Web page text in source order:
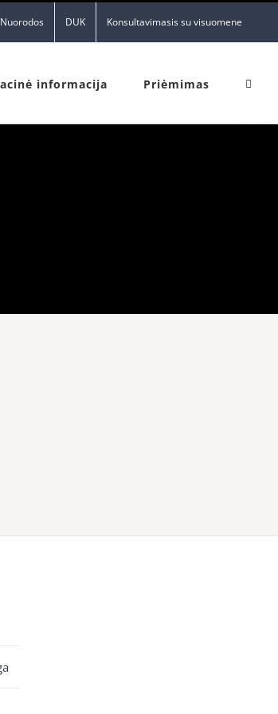
Nuorodos DUK Konsultavimasis su visuomene
informacija Priėmimas